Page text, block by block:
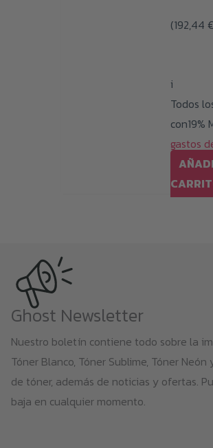
(192,44 €
i
Todos
con19%
gastos
Ghost Newsletter
Nuestro boletín contiene todo sobre la
Tóner Blanco, Tóner Sublime, Tóner
de tóner, además de noticias y ofertas.
baja en cualquier momento.